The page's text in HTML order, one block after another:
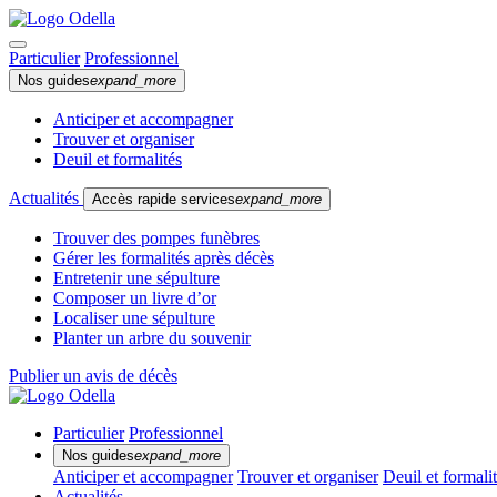
Particulier Professionnel
Nos guidesexpand_more
Anticiper et accompagner
Trouver et organiser
Deuil et formalités
Actualités Accès rapide servicesexpand_more
Trouver des pompes funèbres
Gérer les formalités après décès
Entretenir une sépulture
Composer un livre d’or
Localiser une sépulture
Planter un arbre du souvenir
Publier un avis de décès
Particulier Professionnel
Nos guidesexpand_more
Anticiper et accompagner Trouver et organiser Deuil et